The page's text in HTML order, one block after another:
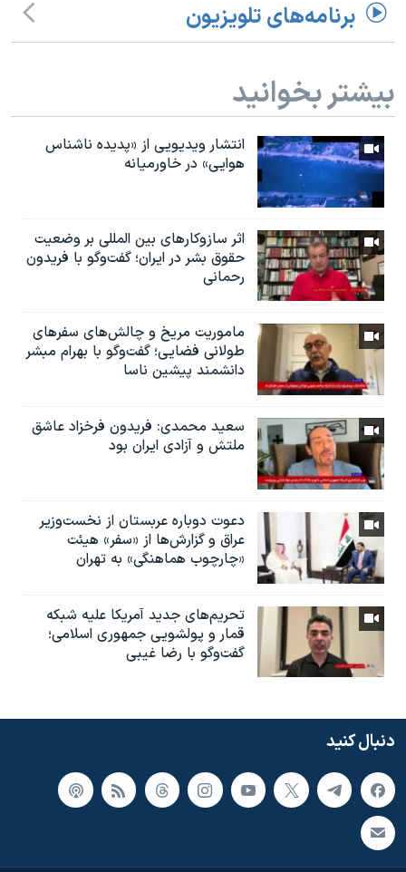
برنامه‌های تلویزیون
بیشتر بخوانید
انتشار ویدیویی از «پدیده‌ ناشناس
هوایی» در خاورمیانه
اثر ساز‌و‌کارهای بین المللی بر وضعیت
حقوق بشر در ایران؛ گفت‌وگو با فریدون
رحمانی
ماموریت مریخ و چالش‌های سفرهای
طولانی فضایی؛ گفت‌وگو با بهرام مبشر
دانشمند پیشین ناسا
سعید محمدی: فریدون فرخزاد عاشق
ملتش و آزادی ایران بود
دعوت دوباره عربستان از نخست‌وزیر
عراق و گزارش‌ها از «سفر» هیئت
«چارچوب هماهنگی» به تهران
تحریم‌های جدید آمریکا علیه شبکه
قمار و پولشویی جمهوری اسلامی؛
گفت‌وگو با رضا غیبی
دنبال کنید